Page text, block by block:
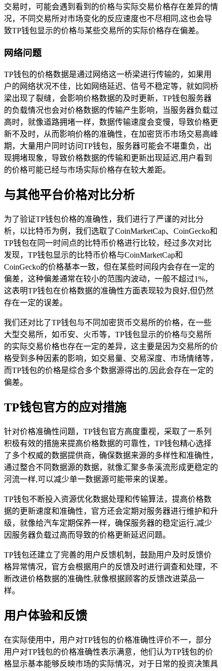
交易时，可能会遇到看到的价格与实际交易价格存在差异的情
况，不同交易所对市场变化的反应速度也不尽相同,这也会导
致TP钱包显示的价格与某些交易所的实际价格存在偏差。
网络问题
TP钱包的价格数据是通过网络这一桥梁进行传输的，如果用
户的网络状况不佳，比如网络延迟、信号不稳定等，就如同桥
梁出现了裂缝，会影响价格数据的及时更新，TP钱包服务器
的负载情况也会对价格数据的传输产生影响，当服务器负载过
高时，就像道路拥堵一样，数据传输速度会变慢，导致价格更
新不及时，从而影响价格的准确性，在加密货币市场交易高峰
期，大量用户同时访问TP钱包，服务器可能会不堪重负，出
现拥堵现象，导致价格数据的传输和更新出现延迟,用户看到
的价格可能已经与市场实际价格存在较大差距。
与其他平台价格对比分析
为了验证TP钱包价格的准确性，我们进行了严谨的对比分
析，以比特币为例，我们选取了CoinMarketCap、CoinGecko和
TP钱包在同一时间点的比特币价格进行比较，经过多次对比
发现，TP钱包显示的比特币价格与CoinMarketCap和
CoinGecko的价格基本一致，但在某些时间段内会存在一定的
偏差，这种偏差通常在较小的范围内波动，一般不超过1%，
这表明TP钱包在价格数据的准确性方面表现较为良好,但仍然
存在一定的误差。
我们还对比了TP钱包与不同加密货币交易所的价格，在一些
大型交易所，如币安、火币等，TP钱包显示的价格与交易所
的实际交易价格也存在一定的差异，这主要是因为交易所的价
格受到多种因素的影响，如交易量、交易深度、市场情绪等，
而TP钱包的价格是综合多个数据源得出的,因此会存在一定的
偏差。
TP钱包官方的应对措施
针对价格准确性问题，TP钱包官方高度重视，采取了一系列
积极有效的措施来提高价格数据的可靠性，TP钱包精心选择
了多个权威的数据提供商，确保数据来源的多样性和准确性，
通过整合不同数据源的数据，就像汇聚多条溪流形成更稳定的
河流一样,可以减少单一数据源可能带来的误差。
TP钱包不断投入资源优化数据处理和传输算法，提高价格数
据的更新速度和准确性，官方还会定期对服务器进行维护和升
级，就像给汽车定期保养一样，确保服务器的稳定运行,减少
因服务器负载过高而导致的价格更新延迟问题。
TP钱包还建立了完善的用户反馈机制，鼓励用户及时反馈价
格异常情况，官方会根据用户的反馈及时进行调查和处理，不
断改进价格数据的准确性,就像根据顾客的反馈改进菜品一
样。
用户体验和反馈
在实际使用中，用户对TP钱包的价格准确性评价不一，部分
用户对TP钱包的价格准确性表示满意，他们认为TP钱包的价
格显示基本能够反映市场的实际情况，对于日常的投资决策具